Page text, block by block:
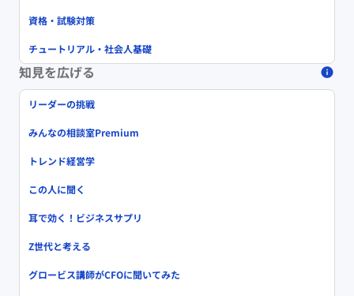
資格・試験対策
チュートリアル・社会人基礎
知見を広げる
リーダーの挑戦
みんなの相談室Premium
トレンド経営学
この人に聞く
耳で効く！ビジネスサプリ
Z世代と考える
グロービス講師がCFOに聞いてみた